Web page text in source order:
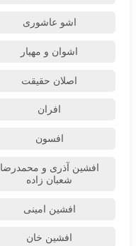
اشو عاشوری
اشوان و مهیار
اصلان حقیقت
افران
افسون
افشین آذری و محمدرضا
شعبان زاده
افشین امینی
افشین خان